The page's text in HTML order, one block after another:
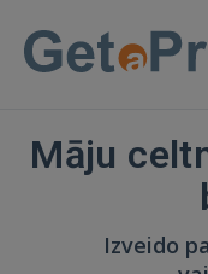
Māju
Izveido